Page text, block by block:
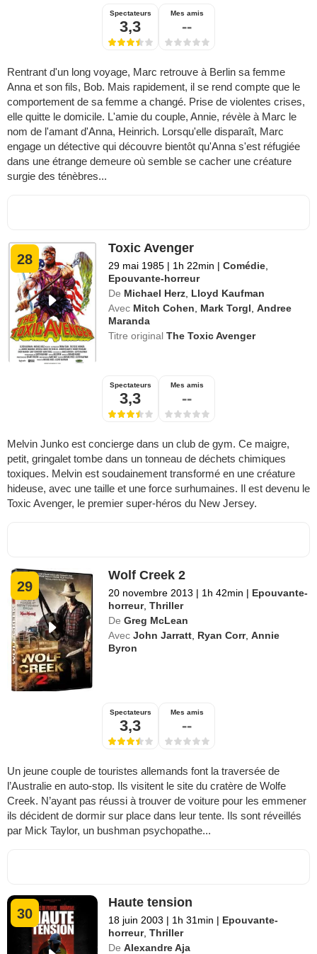
Spectateurs
3,3
Mes amis
--
Rentrant d'un long voyage, Marc retrouve à Berlin sa femme
Anna et son fils, Bob. Mais rapidement, il se rend compte que le
comportement de sa femme a changé. Prise de violentes crises,
elle quitte le domicile. L'amie du couple, Annie, révèle à Marc le
nom de l'amant d'Anna, Heinrich. Lorsqu'elle disparaît, Marc
engage un détective qui découvre bientôt qu'Anna s'est réfugiée
dans une étrange demeure où semble se cacher une créature
surgie des ténèbres...
28
Toxic Avenger
29 mai 1985 | 1h 22min | Comédie
Epouvante-horreur
De Michael Herz Lloyd Kaufman
Avec Mitch Cohen Mark Torgl ,Andree
Maranda
Titre originalThe Toxic Avenger
Spectateurs
3,3
Mes amis
--
Melvin Junko est concierge dans un club de gym. Ce maigre,
petit, gringalet tombe dans un tonneau de déchets chimiques
toxiques. Melvin est soudainement transformé en une créature
hideuse, avec une taille et une force surhumaines. Il est devenu le
Toxic Avenger, le premier super-héros du New Jersey.
29
Wolf Creek 2
20 novembre 2013 | 1h 42min | Epouvante-
horreur,Thriller
De Greg McLean
Avec John Jarratt Ryan Corr,Annie
Byron
Spectateurs
3,3
Mes amis
--
Un jeune couple de touristes allemands font la traversée de
l’Australie en auto-stop. Ils visitent le site du cratère de Wolfe
Creek. N’ayant pas réussi à trouver de voiture pour les emmener
ils décident de dormir sur place dans leur tente. Ils sont réveillés
par Mick Taylor, un bushman psychopathe...
30
Haute tension
18 juin 2003 | 1h 31min | Epouvante-
horreur,Thriller
De Alexandre Aja